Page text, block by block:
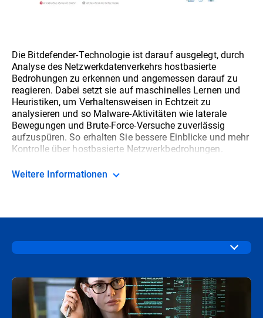
Die Bitdefender-Technologie ist darauf ausgelegt, durch
Analyse des Netzwerkdatenverkehrs hostbasierte
Bedrohungen zu erkennen und angemessen darauf zu
reagieren. Dabei setzt sie auf maschinelles Lernen und
Heuristiken, um Verhaltensweisen in Echtzeit zu
analysieren und so Malware-Aktivitäten wie laterale
Bewegungen und Brute-Force-Versuche zuverlässig
aufzuspüren. So erhalten Sie bessere Einblicke und mehr
Kontrolle über hostbasierte Netzwerkbedrohungen.
Weitere Informationen